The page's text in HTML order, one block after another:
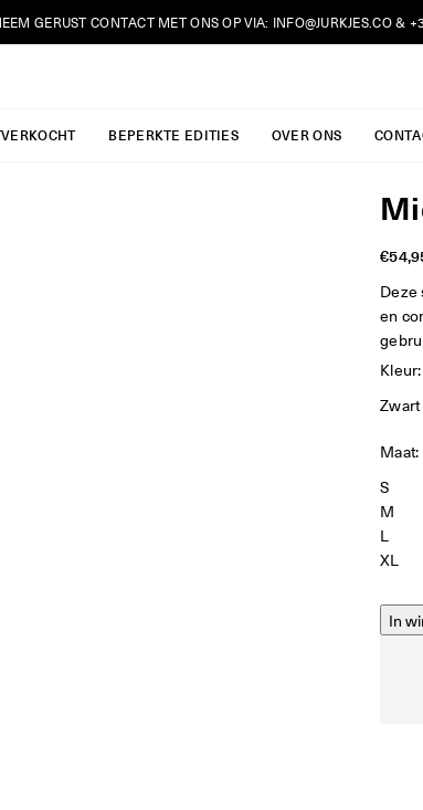
GERUST CONTACT MET ONS OP VIA: INFO@JURKJES.CO&
BEPERKTE EDITIES OVER ONS
prijs
Deze
en
Kleur:
Zwart
Maat:
S
M
L
XL
In